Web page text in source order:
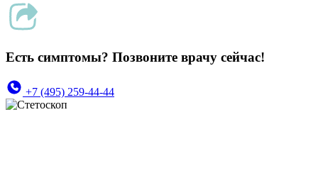
Есть симптомы? Позвоните врачу сейчас!
+7 (495) 259-44-44